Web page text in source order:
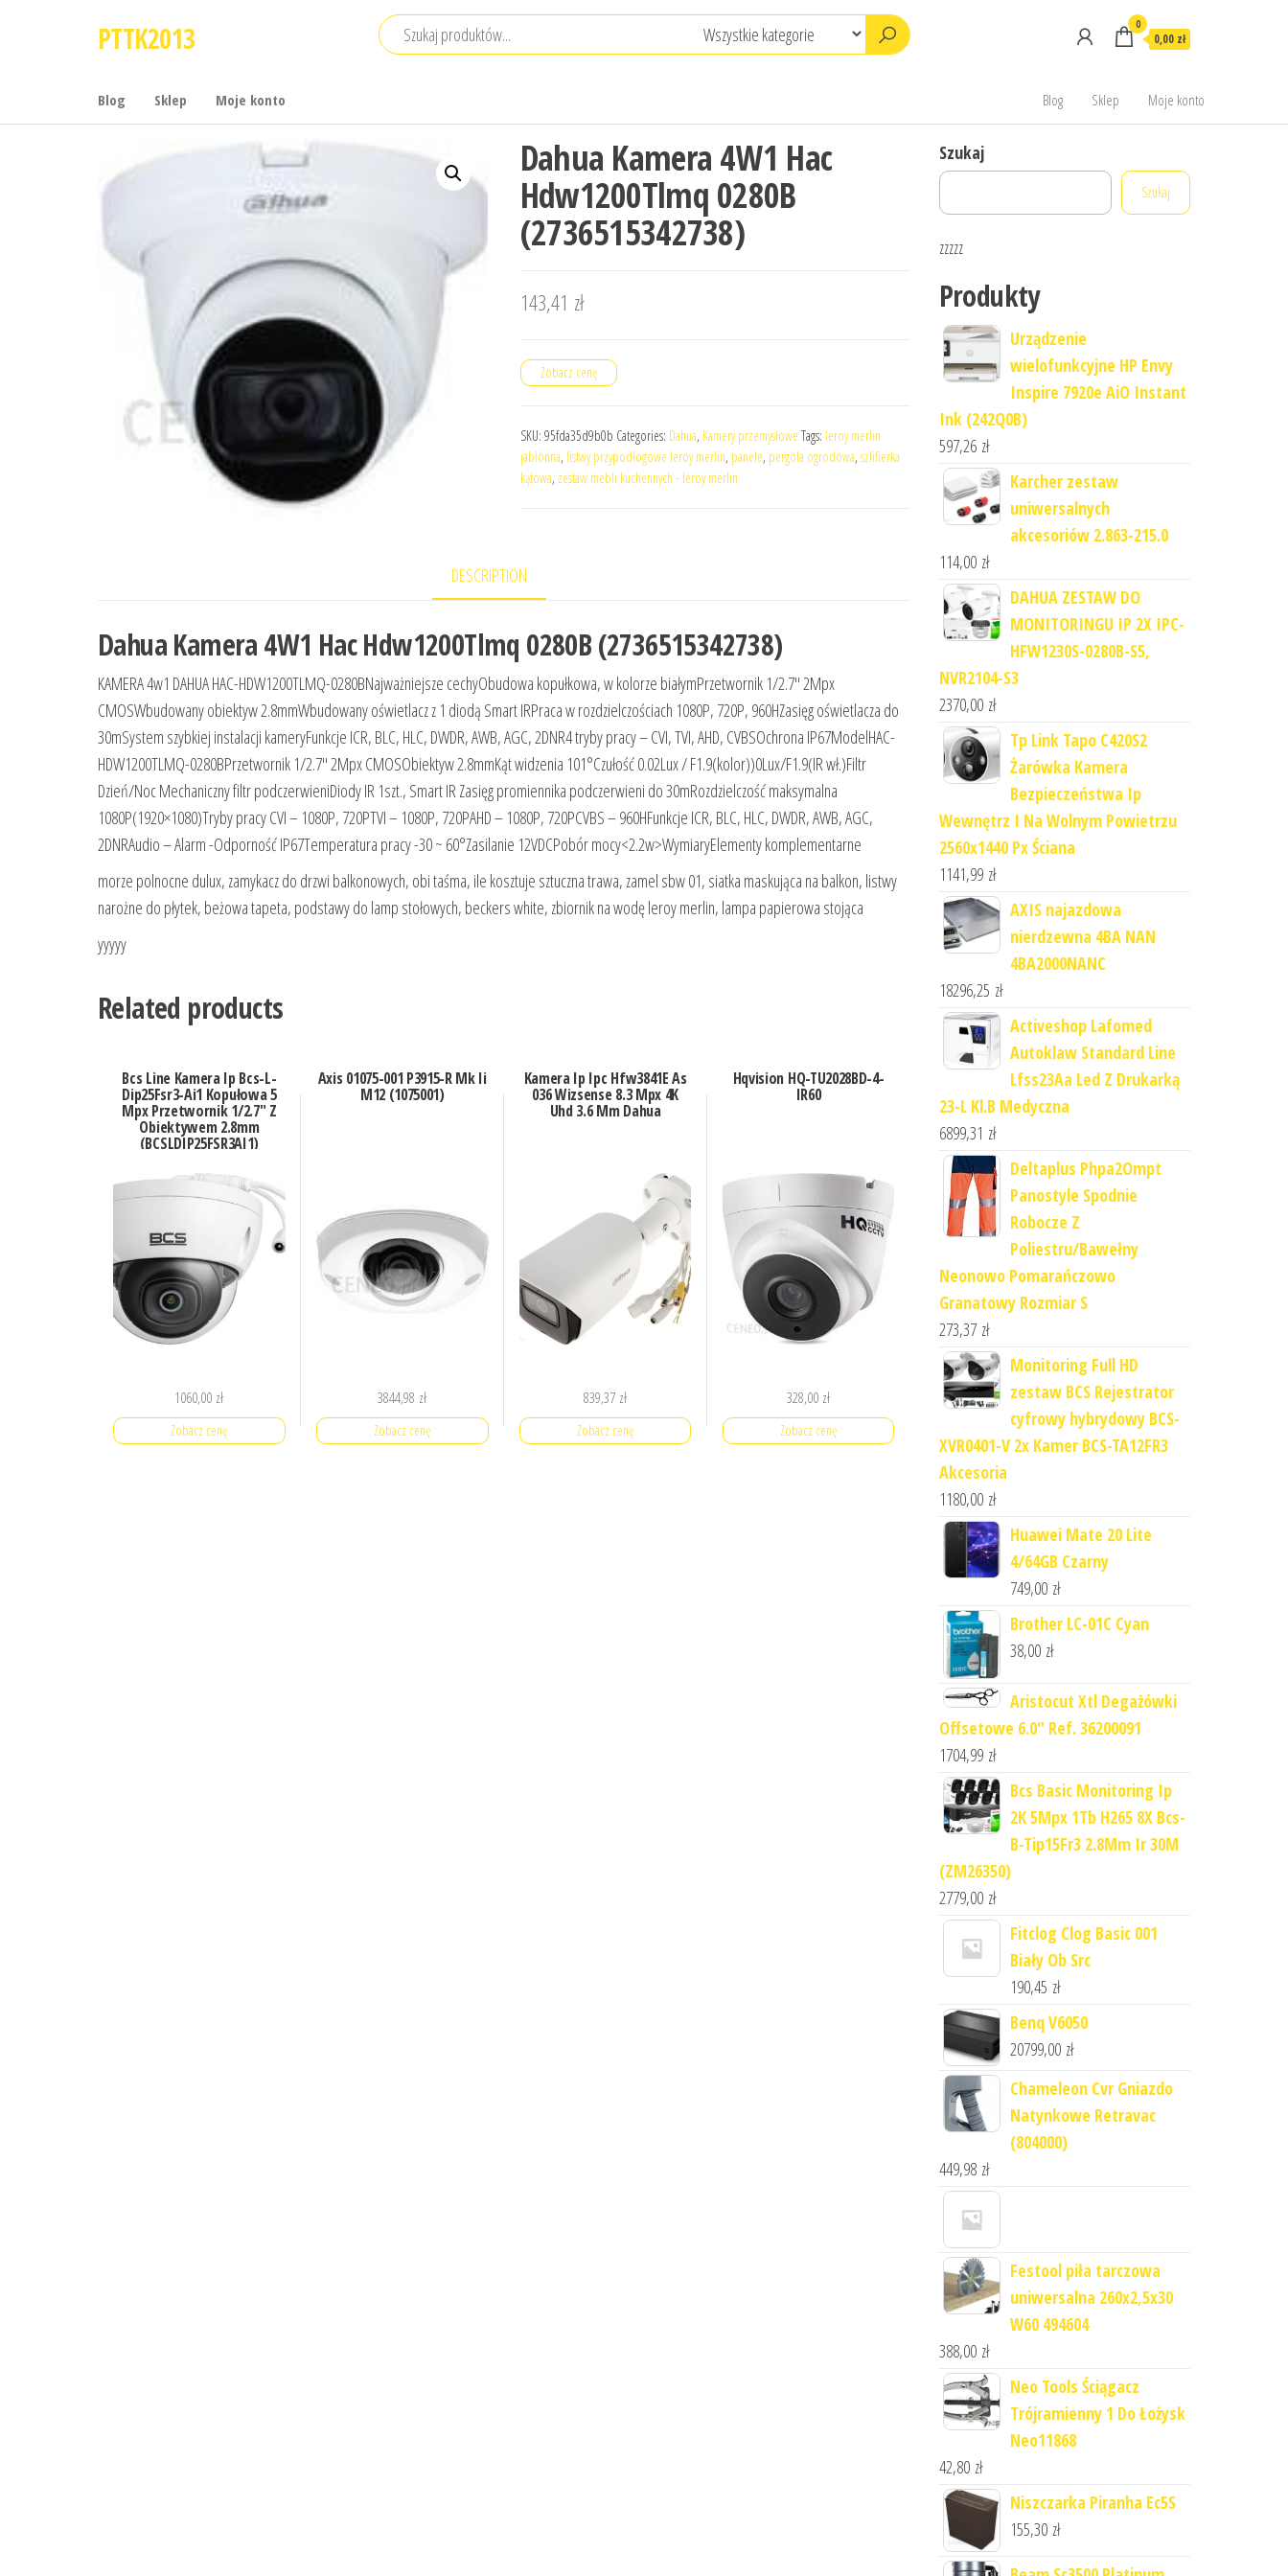
PTTK2013 0
0,00 zł
Blog Sklep Moje konto Blog Sklep Moje konto
Dahua Kamera 4W1 Hac
Hdw1200Tlmq 0280B
(2736515342738)
143,41 zł
Zobacz cenę
SKU: 95fda35d9b0b Categories: Dahua, Kamery przemysłowe Tags: leroy merlin
jabłonna, listwy przypodłogowe leroy merlin, panele, pergola ogrodowa, szlifierka
kątowa, zestaw mebli kuchennych - leroy merlin
DESCRIPTION
Dahua Kamera 4W1 Hac Hdw1200Tlmq 0280B (2736515342738)
KAMERA 4w1 DAHUA HAC-HDW1200TLMQ-0280BNajważniejsze cechyObudowa kopułkowa, w kolorze białymPrzetwornik 1/2.7″ 2Mpx
CMOSWbudowany obiektyw 2.8mmWbudowany oświetlacz z 1 diodą Smart IRPraca w rozdzielczościach 1080P, 720P, 960HZasięg oświetlacza do
30mSystem szybkiej instalacji kameryFunkcje ICR, BLC, HLC, DWDR, AWB, AGC, 2DNR4 tryby pracy – CVI, TVI, AHD, CVBSOchrona IP67ModelHAC-
HDW1200TLMQ-0280BPrzetwornik 1/2.7″ 2Mpx CMOSObiektyw 2.8mmKąt widzenia 101°Czułość 0.02Lux / F1.9(kolor))0Lux/F1.9(IR wł.)Filtr
Dzień/Noc Mechaniczny filtr podczerwieniDiody IR 1szt., Smart IR Zasięg promiennika podczerwieni do 30mRozdzielczość maksymalna
1080P(1920×1080)Tryby pracy CVI – 1080P, 720PTVI – 1080P, 720PAHD – 1080P, 720PCVBS – 960HFunkcje ICR, BLC, HLC, DWDR, AWB, AGC,
2DNRAudio – Alarm -Odporność IP67Temperatura pracy -30 ~ 60°Zasilanie 12VDCPobór mocy<2.2w>WymiaryElementy komplementarne
morze polnocne dulux, zamykacz do drzwi balkonowych, obi taśma, ile kosztuje sztuczna trawa, zamel sbw 01, siatka maskująca na balkon, listwy
narożne do płytek, beżowa tapeta, podstawy do lamp stołowych, beckers white, zbiornik na wodę leroy merlin, lampa papierowa stojąca
yyyyy
Related products
Bcs Line Kamera Ip Bcs-L-
Dip25Fsr3-Ai1 Kopułowa 5
Mpx Przetwornik 1/2.7″ Z
Obiektywem 2.8mm
(BCSLDIP25FSR3AI1)
1060,00 zł
Zobacz cenę
Axis 01075-001 P3915-R Mk Ii
M12 (1075001)
3844,98 zł
Zobacz cenę
Kamera Ip Ipc Hfw3841E As
036 Wizsense 8.3 Mpx 4K
Uhd 3.6 Mm Dahua
839,37 zł
Zobacz cenę
Hqvision HQ-TU2028BD-4-
IR60
328,00 zł
Zobacz cenę
Szukaj
Szukaj
zzzzz
Produkty
Urządzenie
wielofunkcyjne HP Envy
Inspire 7920e AiO Instant
Ink (242Q0B)
597,26 zł
Karcher zestaw
uniwersalnych
akcesoriów 2.863-215.0
114,00 zł
DAHUA ZESTAW DO
MONITORINGU IP 2X IPC-
HFW1230S-0280B-S5,
NVR2104-S3
2370,00 zł
Tp Link Tapo C420S2
Żarówka Kamera
Bezpieczeństwa Ip
Wewnętrz I Na Wolnym Powietrzu
2560x1440 Px Ściana
1141,99 zł
AXIS najazdowa
nierdzewna 4BA NAN
4BA2000NANC
18296,25 zł
Activeshop Lafomed
Autoklaw Standard Line
Lfss23Aa Led Z Drukarką
23-L Kl.B Medyczna
6899,31 zł
Deltaplus Phpa2Ompt
Panostyle Spodnie
Robocze Z
Poliestru/Bawełny
Neonowo Pomarańczowo
Granatowy Rozmiar S
273,37 zł
Monitoring Full HD
zestaw BCS Rejestrator
cyfrowy hybrydowy BCS-
XVR0401-V 2x Kamer BCS-TA12FR3
Akcesoria
1180,00 zł
Huawei Mate 20 Lite
4/64GB Czarny
749,00 zł
Brother LC-01C Cyan
38,00 zł
Aristocut Xtl Degażówki
Offsetowe 6.0" Ref. 36200091
1704,99 zł
Bcs Basic Monitoring Ip
2K 5Mpx 1Tb H265 8X Bcs-
B-Tip15Fr3 2.8Mm Ir 30M
(ZM26350)
2779,00 zł
Fitclog Clog Basic 001
Biały Ob Src
190,45 zł
Benq V6050
20799,00 zł
Chameleon Cvr Gniazdo
Natynkowe Retravac
(804000)
449,98 zł
Festool piła tarczowa
uniwersalna 260x2,5x30
W60 494604
388,00 zł
Neo Tools Ściągacz
Trójramienny 1 Do Łożysk
Neo11868
42,80 zł
Niszczarka Piranha Ec5S
155,30 zł